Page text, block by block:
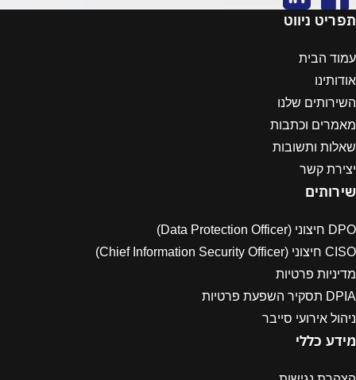
תפריט ניווט
עמוד הבית
אודותינו
השירותים שלנו
מאמרים וכתבות
שאלות ותשובות
יצירת קשר
שירותים
DPO חיצוני (Data Protection Officer)
CISO חיצוני (Chief Information Security Officer)
מדיניות פרטיות
DPIA תסקיר השפעת פרטיות
ניהול אירועי סייבר
מידע כללי